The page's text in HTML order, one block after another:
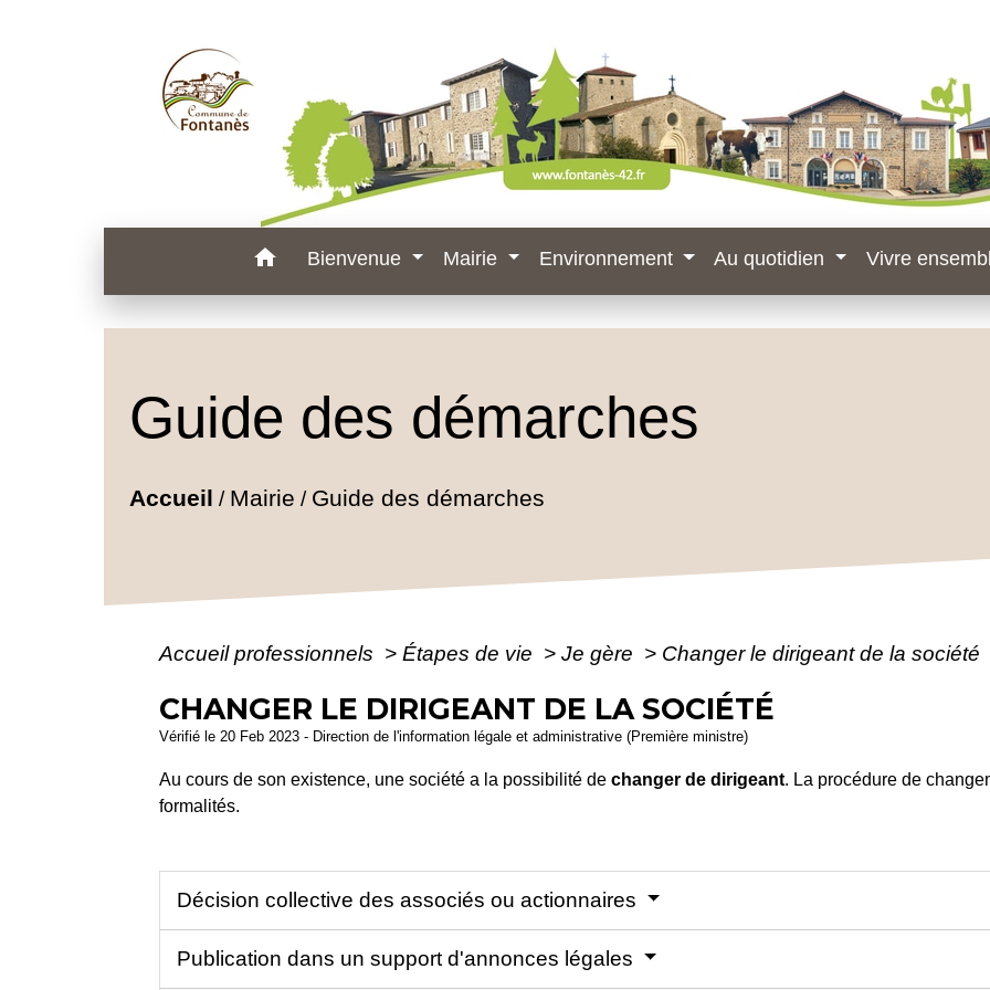
home Bienvenue Mairie Environnement Au quotidien Vivre
Guide des démarches
Accueil / Mairie / Guide des démarches
Accueil professionnels > Étapes de vie > Je gère > Changer le dirigeant de la société
CHANGER LE DIRIGEANT DE LA SOCIÉTÉ
Vérifié le 20 Feb 2023 - Direction de l'information légale et administrative (Première ministre)
Au cours de son existence, une société a la possibilité dechanger de dirigeant. La procédure de
formalités.
Décision collective des associés ou actionnaires
Publication dans un support d'annonces légales